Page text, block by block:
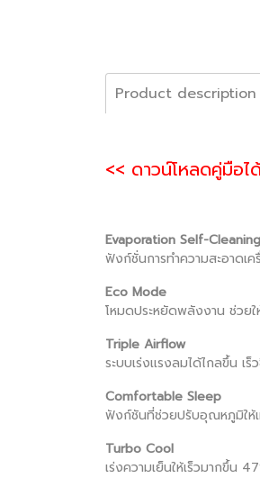
Product description
<< ดาวน์โหลดคู่มือไ
Evaporation Self-Cleaning
ฟังก์ชั่นการทำความสะอาด
Eco Mode
โหมดประหยัดพลังงาน ช่วย
Triple Airflow
ระบบเร่งเเรงลมได้ไกลขึ้น
Comfortable Sleep
ฟังก์ชันที่ช่วยปรับอุณหภูมิให้
Turbo Cool
เร่งความเย็นให้เร็วมากขึ้น